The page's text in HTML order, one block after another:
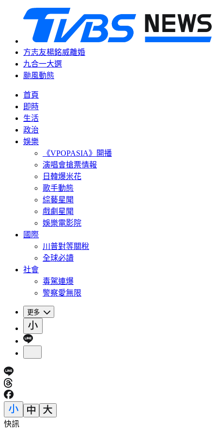
方志友楊銘威離婚
九合一大選
颱風動態
首頁
即時
生活
政治
娛樂
《VPOPASIA》開播
演唱會搶票情報
日韓爆米花
歌手動態
綜藝星聞
戲劇星聞
娛樂電影院
國際
川普對等關稅
全球必讀
社會
毒駕連爆
警察愛無限
更多
快訊